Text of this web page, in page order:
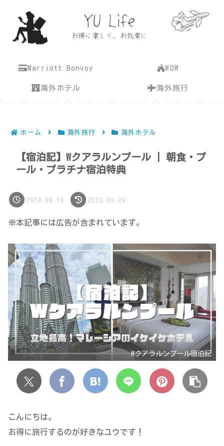
Marriott Bonvoy WDW
海外ホテル 海外旅行
ホーム 海外旅行 海外ホテル
【宿泊記】Wクアラルンプール | 朝食・プ
ール・プラチナ宿泊特典
2024.06.15 2024.09.29
※本記事には広告が含まれています。
Wクアラルンプール宿泊記
こんにちは。
お得に旅行するのが好きなユウです！